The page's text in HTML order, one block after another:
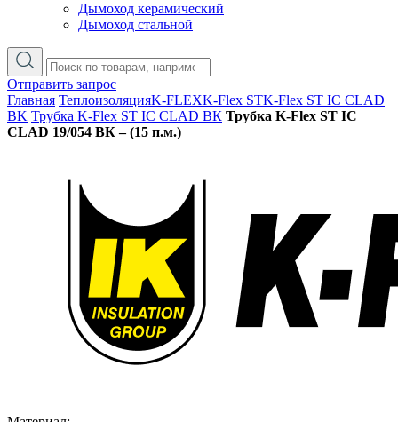
Дымоход керамический
Дымоход стальной
Отправить запрос
Главная ТеплоизоляцияK-FLEXK-Flex STK-Flex ST IC CLAD
BK Трубка K-Flex ST IC CLAD ВК Трубка K-Flex ST IC
CLAD 19/054 ВК – (15 п.м.)